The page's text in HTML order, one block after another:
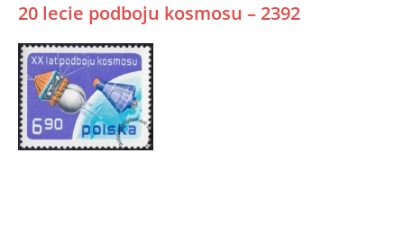
20 lecie podboju kosmosu – 2392